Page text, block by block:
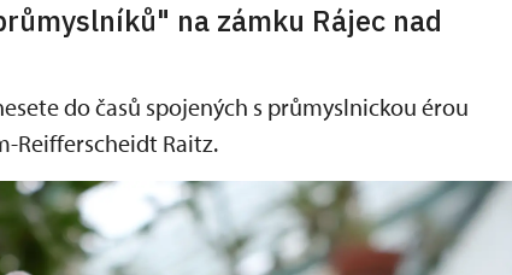
na zámku Rájec nad
do časů spojených s průmyslnickou érou
Reifferscheidt Raitz.